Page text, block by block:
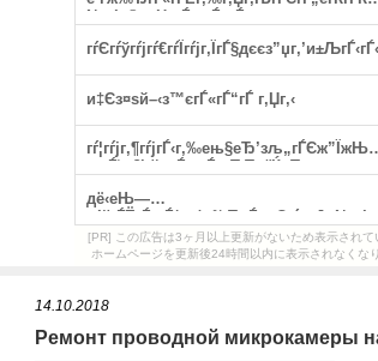
[PR] この広告は3ヶ月以上更新がないため表示されて
ホームページを更新後24時間以内に表示されなくな
14.10.2018
Ремонт проводной микрокамеры